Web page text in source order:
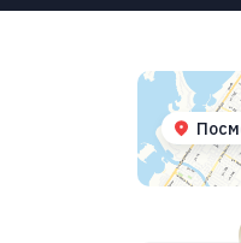
Время
файла: